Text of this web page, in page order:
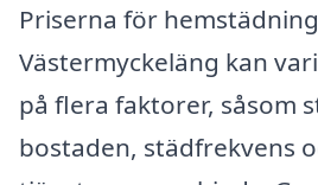
Priserna för
Västermyckeläng kan
på flera faktorer, såsom
bostaden, städfrekvens